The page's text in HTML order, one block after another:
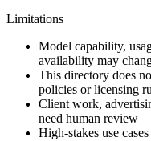
Limitations
Model capability,
availability may
This directory does
policies or licensing
Client work,
need human review
High-stakes use